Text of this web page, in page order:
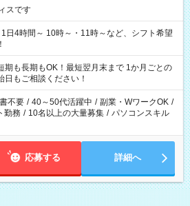
スです
4時間～ 10時～・11時～など、シフト希望
期も長期もOK！最短翌月末まで 1か月ごとの
日もご相談ください！
不要 / 40～50代活躍中 / 副業・WワークOK /
勤務 / 10名以上の大量募集 / パソコンスキル
応募する 詳細へ